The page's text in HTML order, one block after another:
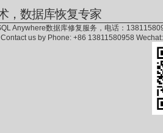
，数据库恢复专家
Anywhere数据库修复服务，电话：
us by Phone: +86 13811580958